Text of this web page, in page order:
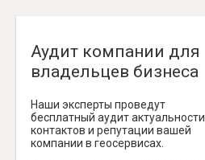
Аудит компании для
владельцев бизнеса
Наши эксперты проведут
бесплатный аудит актуальности
контактов и репутации вашей
компании в геосервисах.